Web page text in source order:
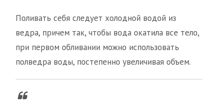
Поливать себя следует холодной водой из
ведра, причем так, чтобы вода окатила все тело,
при первом обливании можно использовать
полведра воды, постепенно увеличивая объем.